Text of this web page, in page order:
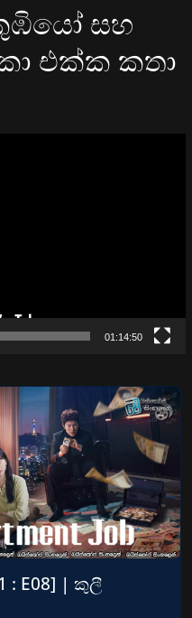
සහ
එක්ක කතා
01:14:50
: E08] | කුලී